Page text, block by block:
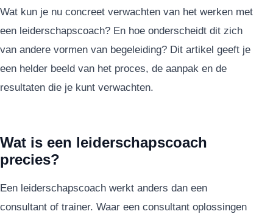
Wat kun je nu concreet verwachten van het werken met
een leiderschapscoach? En hoe onderscheidt dit zich
van andere vormen van begeleiding? Dit artikel geeft je
een helder beeld van het proces, de aanpak en de
resultaten die je kunt verwachten.
Wat is een leiderschapscoach
precies?
Een leiderschapscoach werkt anders dan een
consultant of trainer. Waar een consultant oplossingen